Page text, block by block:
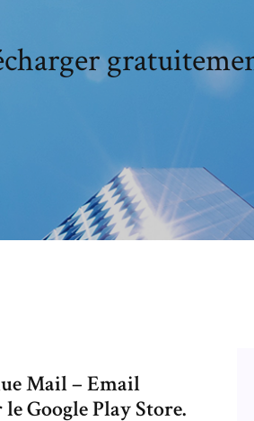
Mail – Email
Google Play Store.